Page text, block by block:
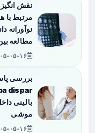
نقش
مرتبط با
نوآورانه
مطالعه
۱۴۰۵-
بررسی
بالینی
موشی
۱۴۰۵-